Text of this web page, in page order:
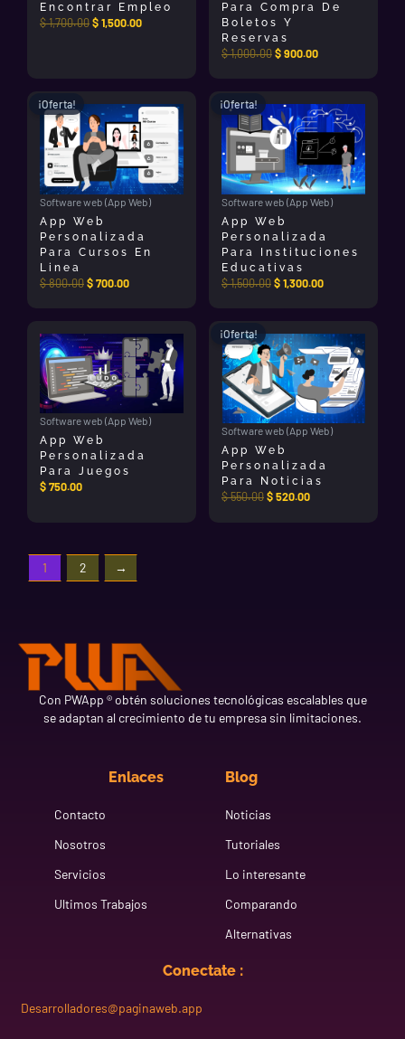
Encontrar Empleo
$1,700.00$1,500.00
Para Compra De
Boletos Y
Reservas
$1,000.00$900.00
¡Oferta!
Software web (App Web)
App Web
Personalizada
Para Cursos En
Linea
$800.00
precio
original
era:
$ 800.00.
$700.00
precio
actual
es:
$ 700.00.
¡Oferta!
Software web (App Web)
App Web
Personalizada
Para Instituciones
Educativas
$1,500.00
precio
original
era:
$ 1,500.00.
$1,300.00
precio
actual
es:
$ 1,300.00.
Software web (App Web)
App Web
Personalizada
Para Juegos
$750.00
¡Oferta!
Software web (App Web)
App Web
Personalizada
Para Noticias
$550.00
precio
original
era:
$ 550.00.
$520.00
precio
actual
es:
$ 520.00.
1 2 →
Con PWApp ® obtén soluciones tecnológicas escalables que
se adaptan al crecimiento de tu empresa sin limitaciones.
Enlaces
Contacto
Nosotros
Servicios
Ultimos Trabajos
Blog
Noticias
Tutoriales
Lo interesante
Comparando
Alternativas
Conectate :
Desarrolladores@paginaweb.app